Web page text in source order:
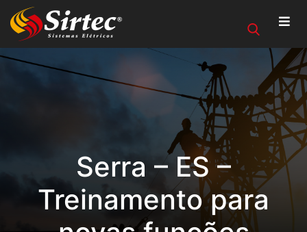
Serra – ES –
Treinamento para